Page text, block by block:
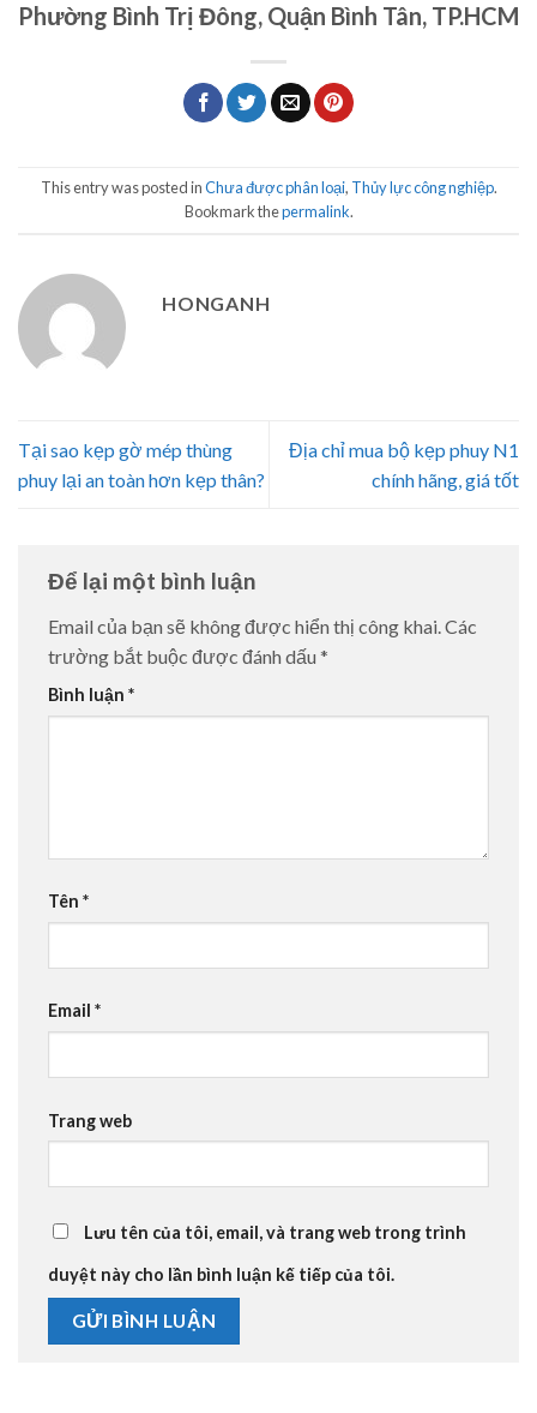
Phường Bình Trị Đông, Quận Bình Tân, TP.HCM
This entry was posted inChưa được phân loại, Thủy lực công nghiệp.
Bookmark thepermalink.
HONGANH
Tại sao kẹp gờ mép thùng
phuy lại an toàn hơn kẹp thân?
Địa chỉ mua bộ kẹp phuy N1
chính hãng, giá tốt
Để lại một bình luận
Email của bạn sẽ không được hiển thị công khai.Các
trường bắt buộc được đánh dấu *
Bình luận *
Tên *
Email *
Trang web
Lưu tên của tôi, email, và trang web trong trình
duyệt này cho lần bình luận kế tiếp của tôi.